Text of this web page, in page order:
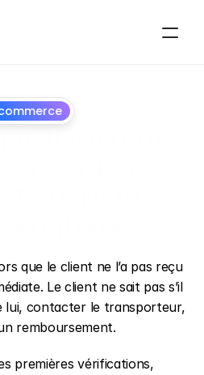
que le client ne l’a pas reçu
Le client ne sait pas s’il
lui, contacter le transporteur,
remboursement.
premières vérifications,